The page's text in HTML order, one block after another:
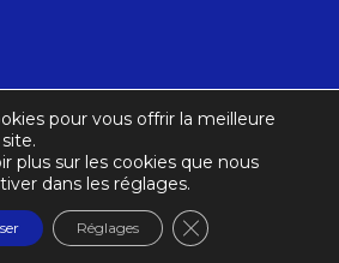
MENTIONS LÉGALES
pour vous offrir la meilleure
plus sur les cookies que nous
dans les réglages.
Réglages Fermer la